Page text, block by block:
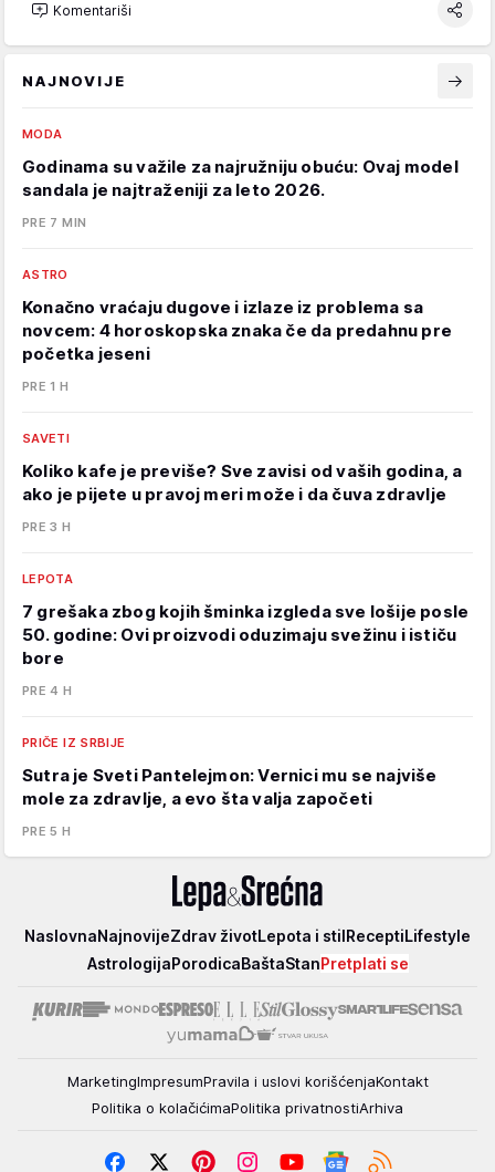
Komentariši
NAJNOVIJE
MODA
Godinama su važile za najružniju obuću: Ovaj model
sandala je najtraženiji za leto 2026.
PRE 7 MIN
ASTRO
Konačno vraćaju dugove i izlaze iz problema sa
novcem: 4 horoskopska znaka če da predahnu pre
početka jeseni
PRE 1 H
SAVETI
Koliko kafe je previše? Sve zavisi od vaših godina, a
ako je pijete u pravoj meri može i da čuva zdravlje
PRE 3 H
LEPOTA
7 grešaka zbog kojih šminka izgleda sve lošije posle
50. godine: Ovi proizvodi oduzimaju svežinu i ističu
bore
PRE 4 H
PRIČE IZ SRBIJE
Sutra je Sveti Pantelejmon: Vernici mu se najviše
mole za zdravlje, a evo šta valja započeti
PRE 5 H
Lepa
NaslovnaNajnovijeZdrav životLepota i stilReceptiLifestyle
AstrologijaPorodicaBaštaStanPretplati se
MarketingImpresumPravila i uslovi korišćenjaKontakt
Politika o kolačićimaPolitika privatnostiArhiva